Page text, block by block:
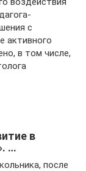
с
активного
в том числе,
в
…
после